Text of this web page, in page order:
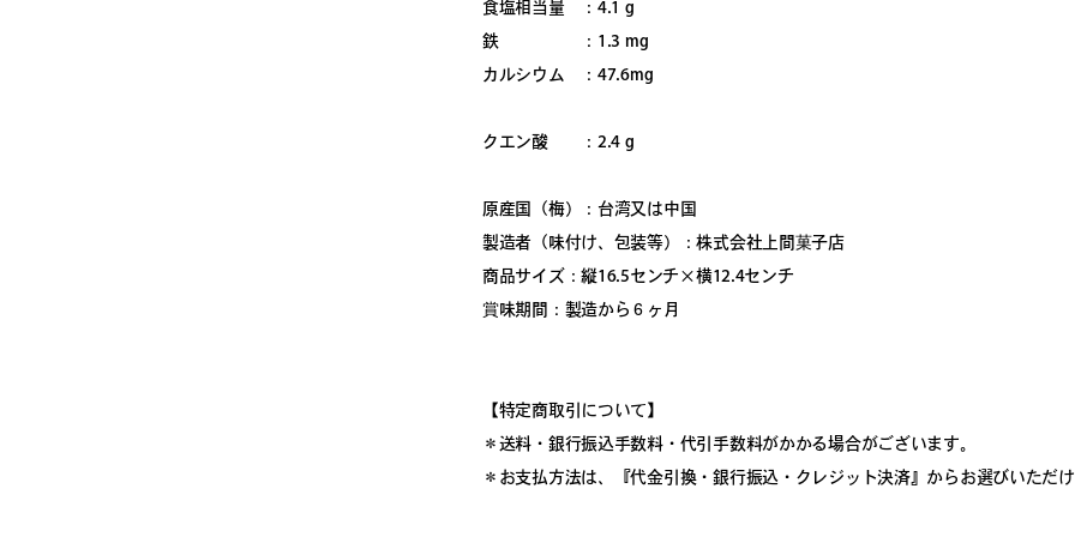
食塩相当量 ：4.1 g
鉄 ：1.3 mg
カルシウム ：47.6mg
クエン酸 ：2.4 g
原産国（梅）：台湾又は中国
製造者（味付け、包装等）：株式会社上間菓子店
商品サイズ：縦16.5センチ×横12.4センチ
賞味期間：製造から６ヶ月
【特定商取引について】
＊送料・銀行振込手数料・代引手数料がかかる場合がございます。
＊お支払方法は、『代金引換・銀行振込・クレジット決済』からお選びいただ